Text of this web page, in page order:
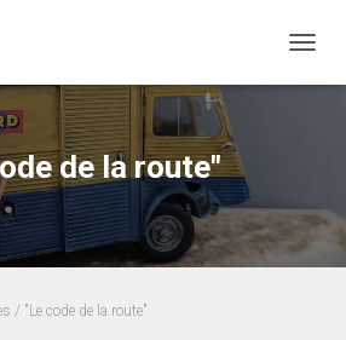
LA
de la route"
/ "Le code de la route"